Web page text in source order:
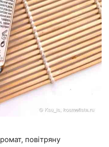
повітряну